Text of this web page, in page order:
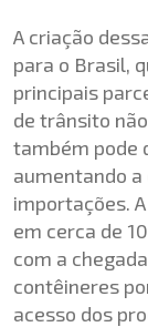
A criação
para o Brasil,
principais
de trânsito
também pode
aumentando
importações.
em cerca de
com a
contêineres
acesso dos